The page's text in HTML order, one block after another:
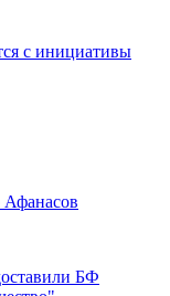
с инициативы
Афанасов
БФ